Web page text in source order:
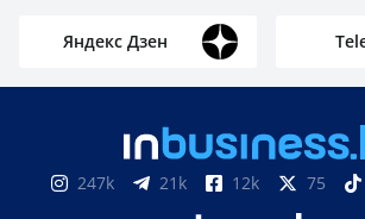
Яндекс Дзен
247k 21k 12k 75